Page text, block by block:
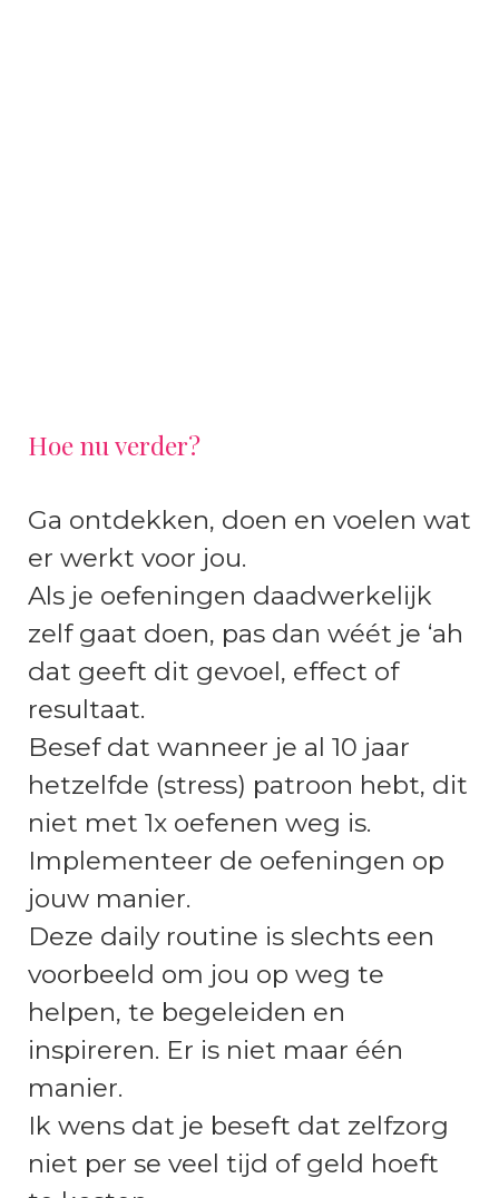
Hoe nu verder?
Ga ontdekken, doen en voelen wat
er werkt voor jou.
Als je oefeningen daadwerkelijk
zelf gaat doen, pas dan wéét je ‘ah
dat geeft dit gevoel, effect of
resultaat.
Besef dat wanneer je al 10 jaar
hetzelfde (stress) patroon hebt, dit
niet met 1x oefenen weg is.
Implementeer de oefeningen op
jouw manier.
Deze daily routine is slechts een
voorbeeld om jou op weg te
helpen, te begeleiden en
inspireren. Er is niet maar één
manier.
Ik wens dat je beseft dat zelfzorg
niet per se veel tijd of geld hoeft